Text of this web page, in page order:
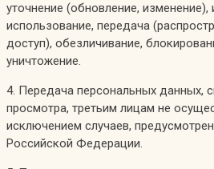
уточнение (обновление, изменение),
использование, передача
доступ), обезличивание,
уничтожение.
4. Передача персональных данных,
просмотра, третьим лицам не
исключением случаев,
Российской Федерации.